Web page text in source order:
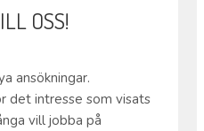
OSS!
ansökningar.
det intresse som visats
vill jobba på